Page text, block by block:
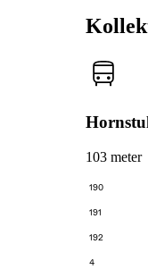
103 meter
190
191
192
4